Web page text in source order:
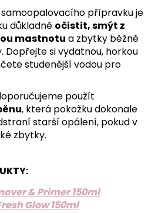
samoopalovacího přípravku je
důkladně očistit, smýt z
mastnotu a zbytky běžně
Dopřejte si vydatnou, horkou
studenější vodou pro
použít
, která pokožku dokonale
starší opálení, pokud v
zbytky.
& Primer 150ml
Glow 150ml